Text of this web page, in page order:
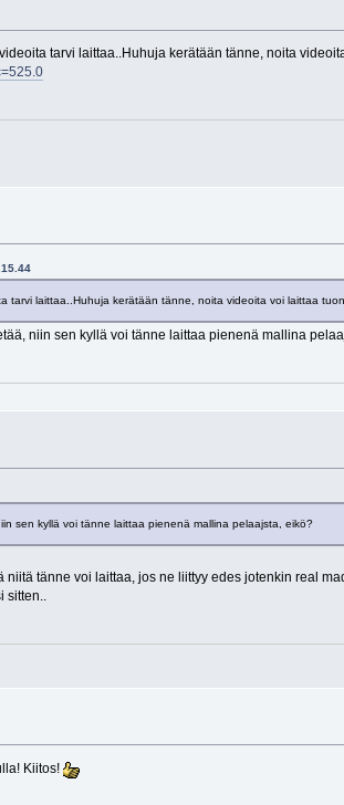
tarvi laittaa..Huhuja kerätään tänne, noita
tarvi laittaa..Huhuja kerätään tänne, noita videoita voi laittaa
niin sen kyllä voi tänne laittaa pienenä mallina
sen kyllä voi tänne laittaa pienenä mallina pelaajsta, eikö?
tänne voi laittaa, jos ne liittyy edes jotenkin real
sitten..
Kiitos!